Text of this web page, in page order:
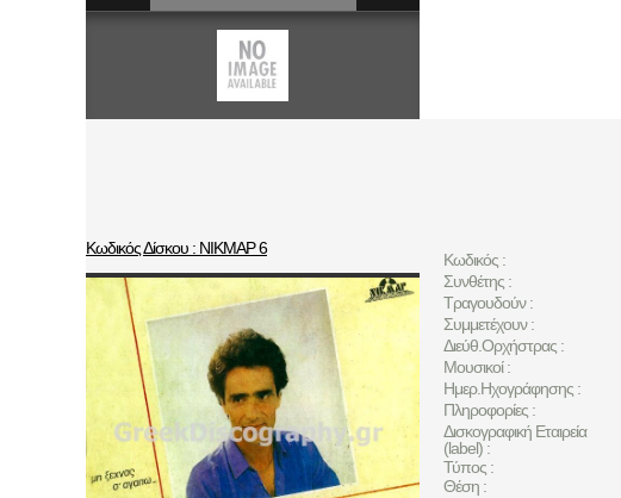
Κωδικός Δίσκου : ΝΙΚΜΑΡ 6
Κωδικός :
Συνθέτης :
Τραγουδούν :
Συμμετέχουν :
Διεύθ.Ορχήστρας :
Μουσικοί :
Ημερ.Ηχογράφησης :
Πληροφορίες :
Δισκογραφική Εταιρεία
(label) :
Τύπος :
Θέση :